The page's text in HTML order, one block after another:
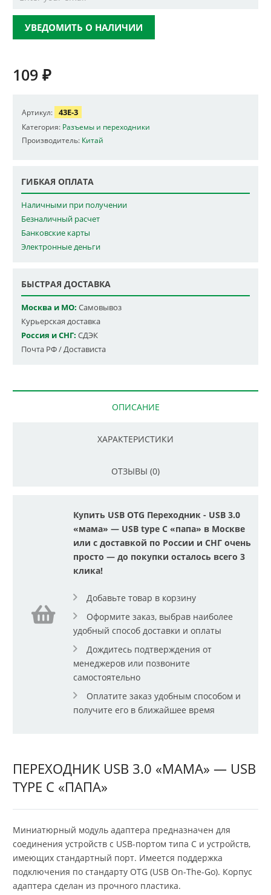
УВЕДОМИТЬ О НАЛИЧИИ
109 ₽
Артикул: 43E-3
Категория: Разъемы и переходники
Производитель: Китай
ГИБКАЯ ОПЛАТА
Наличными при получении
Безналичный расчет
Банковские карты
Электронные деньги
БЫСТРАЯ ДОСТАВКА
Москва и МО: Самовывоз
Курьерская доставка
Россия и СНГ: СДЭК
Почта РФ / Достависта
ОПИСАНИЕ
ХАРАКТЕРИСТИКИ
ОТЗЫВЫ (0)
Купить USB OTG Переходник - USB 3.0
«мама» — USB type C «папа» в Москве
или с доставкой по России и СНГ очень
просто — до покупки осталось всего 3
клика!
Добавьте товар в корзину
Оформите заказ, выбрав наиболее
удобный способ доставки и оплаты
Дождитесь подтверждения от
менеджеров или позвоните
самостоятельно
Оплатите заказ удобным способом и
получите его в ближайшее время
ПЕРЕХОДНИК USB 3.0 «МАМА» — USB
TYPE C «ПАПА»
Миниатюрный модуль адаптера предназначен для
соединения устройств с USB-портом типа C и устройств,
имеющих стандартный порт. Имеется поддержка
подключения по стандарту OTG (USB On-The-Go). Корпус
адаптера сделан из прочного пластика.